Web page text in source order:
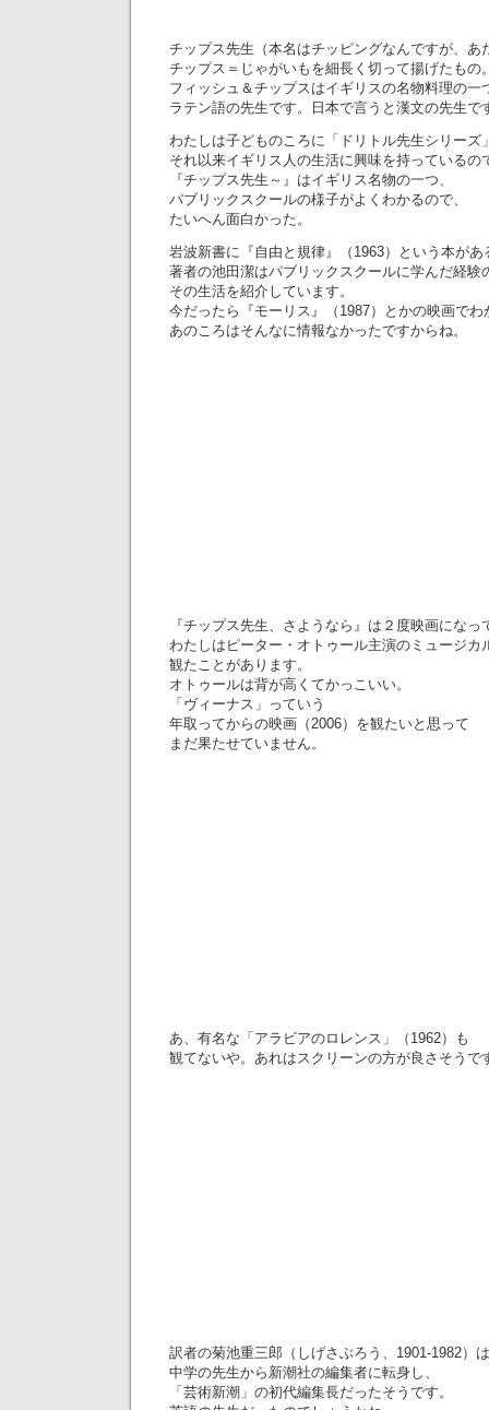
チップス先生（本名はチッピングなんですが、あ
チップス＝じゃがいもを細長く切って揚げたもの
フィッシュ＆チップスはイギリスの名物料理の一
ラテン語の先生です。日本で言うと漢文の先生で
わたしは子どものころに「ドリトル先生シリーズ
それ以来イギリス人の生活に興味を持っているの
『チップス先生～』はイギリス名物の一つ、
パブリックスクールの様子がよくわかるので、
たいへん面白かった。
岩波新書に『自由と規律』（1963）という本があ
著者の池田潔はパブリックスクールに学んだ経験
その生活を紹介しています。
今だったら『モーリス』（1987）とかの映画でわ
あのころはそんなに情報なかったですからね。
『チップス先生、さようなら』は２度映画にな
わたしはピーター・オトゥール主演のミュージカ
観たことがあります。
オトゥールは背が高くてかっこいい。
「ヴィーナス」っていう
年取ってからの映画（2006）を観たいと思って
まだ果たせていません。
あ、有名な「アラビアのロレンス」（1962）も
観てないや。あれはスクリーンの方が良さそう
訳者の菊池重三郎（しげさぶろう、1901-1982）は
中学の先生から新潮社の編集者に転身し、
「芸術新潮」の初代編集長だったそうです。